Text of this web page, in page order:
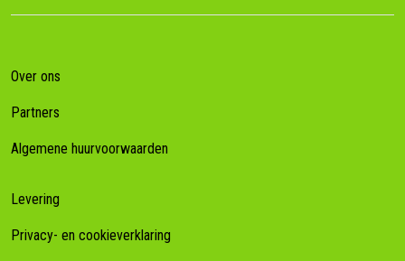
Over ons
Partners
Algemene huurvoorwaarden
Levering
Privacy- en cookieverklaring